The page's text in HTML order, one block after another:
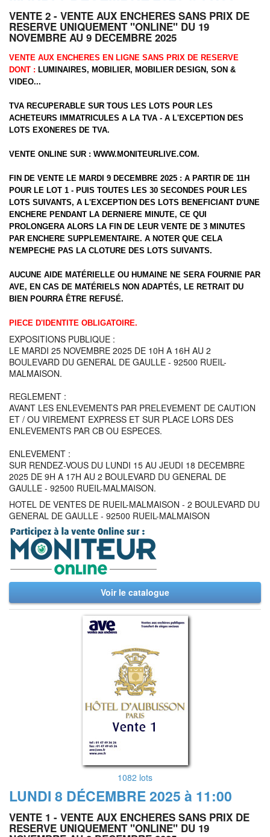
VENTE 2 - VENTE AUX ENCHERES SANS PRIX DE
RESERVE UNIQUEMENT "ONLINE" DU 19
NOVEMBRE AU 9 DECEMBRE 2025
VENTE AUX ENCHERES EN LIGNE SANS PRIX DE RESERVE
DONT : LUMINAIRES, MOBILIER, MOBILIER DESIGN, SON &
VIDEO...
TVA RECUPERABLE SUR TOUS LES LOTS POUR LES
ACHETEURS IMMATRICULES A LA TVA - A L'EXCEPTION DES
LOTS EXONERES DE TVA.
VENTE ONLINE SUR : WWW.MONITEURLIVE.COM.
FIN DE VENTE LE MARDI 9 DECEMBRE 2025 : A PARTIR DE 11H
POUR LE LOT 1 - PUIS TOUTES LES 30 SECONDES POUR LES
LOTS SUIVANTS, A L'EXCEPTION DES LOTS BENEFICIANT D'UNE
ENCHERE PENDANT LA DERNIERE MINUTE, CE QUI
PROLONGERA ALORS LA FIN DE LEUR VENTE DE 3 MINUTES
PAR ENCHERE SUPPLEMENTAIRE. A NOTER QUE CELA
N'EMPECHE PAS LA CLOTURE DES LOTS SUIVANTS.
AUCUNE AIDE MATÉRIELLE OU HUMAINE NE SERA FOURNIE PAR
AVE, EN CAS DE MATÉRIELS NON ADAPTÉS, LE RETRAIT DU
BIEN POURRA ÊTRE REFUSÉ.
PIECE D'IDENTITE OBLIGATOIRE.
EXPOSITIONS PUBLIQUE :
LE MARDI 25 NOVEMBRE 2025 DE 10H A 16H AU 2
BOULEVARD DU GENERAL DE GAULLE - 92500 RUEIL-
MALMAISON.
REGLEMENT :
AVANT LES ENLEVEMENTS PAR PRELEVEMENT DE CAUTION
ET / OU VIREMENT EXPRESS ET SUR PLACE LORS DES
ENLEVEMENTS PAR CB OU ESPECES.
ENLEVEMENT :
SUR RENDEZ-VOUS DU LUNDI 15 AU JEUDI 18 DECEMBRE
2025 DE 9H A 17H AU 2 BOULEVARD DU GENERAL DE
GAULLE - 92500 RUEIL-MALMAISON.
HOTEL DE VENTES DE RUEIL-MALMAISON - 2 BOULEVARD DU
GENERAL DE GAULLE - 92500 RUEIL-MALMAISON
Voir le catalogue
1082 lots
LUNDI 8 DÉCEMBRE 2025 à 11:00
VENTE 1 - VENTE AUX ENCHERES SANS PRIX DE
RESERVE UNIQUEMENT "ONLINE" DU 19